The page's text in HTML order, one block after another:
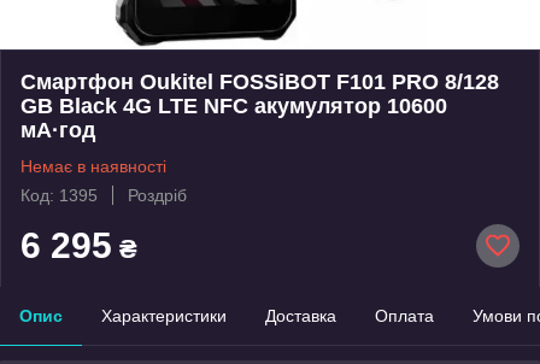
Смартфон Oukitel FOSSiBOT F101 PRO 8/128
GB Black 4G LTE NFC акумулятор 10600
мА·год
Немає в наявності
Код: 1395
Роздріб
6 295 ₴
Опис Характеристики Доставка Оплата Умови